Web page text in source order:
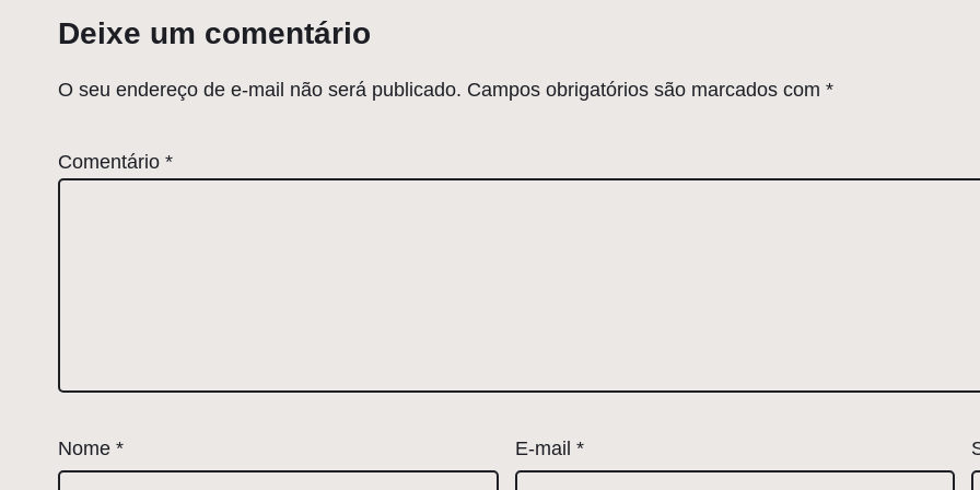
Deixe um comentário
O seu endereço de e-mail não será publicado. Campos obrigatórios são marcados com *
Comentário *
Nome * E-mail *